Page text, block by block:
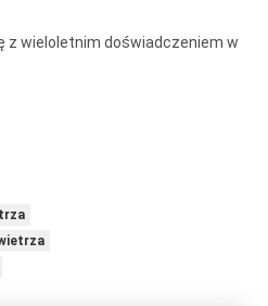
z wieloletnim doświadczeniem w